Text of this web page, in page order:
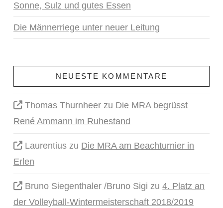
Sonne, Sulz und gutes Essen
Die Männerriege unter neuer Leitung
NEUESTE KOMMENTARE
Thomas Thurnheer zu Die MRA begrüsst
René Ammann im Ruhestand
Laurentius zu Die MRA am Beachturnier in
Erlen
Bruno Siegenthaler /Bruno Sigi zu4. Platz an
der Volleyball-Wintermeisterschaft 2018/2019